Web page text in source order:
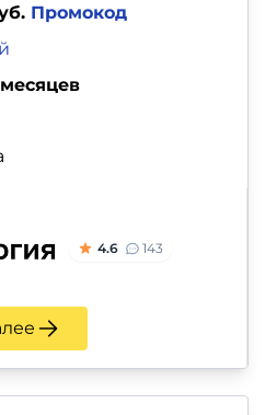
Промокод
месяцев
4.6 143